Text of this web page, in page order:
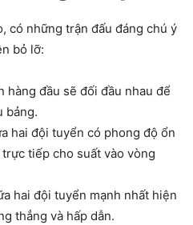
có những trận đấu đáng chú ý
bỏ lỡ:
hàng đầu sẽ đối đầu nhau để
bảng.
hai đội tuyển có phong độ ổn
tiếp cho suất vào vòng
hai đội tuyển mạnh nhất hiện
thẳng và hấp dẫn.